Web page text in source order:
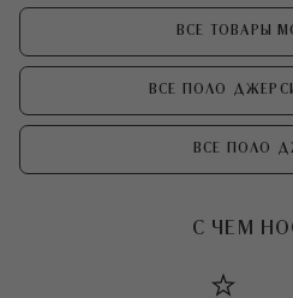
ВСЕ ТОВАРЫ
ВСЕ ПОЛО ДЖЕРСИ
ВСЕ ПОЛО
С ЧЕМ